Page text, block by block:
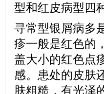
型和红皮病型四
寻常型银屑病多
疹一般是红色的
盖大小的红色点
感。患处的皮肤
肤粗糙，有光泽